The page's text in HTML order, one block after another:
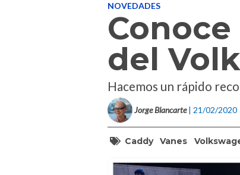
NOVEDADES
del
Hacemos un rápido
Jorge Blancarte | 21/02/2020
Caddy Vanes